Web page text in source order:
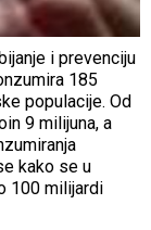
i prevenciju
185
populacije. Od
9 milijuna, a
kako se u
100 milijardi